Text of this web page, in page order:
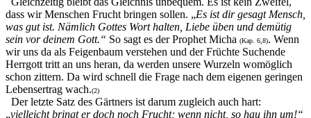
dass wir Menschen Frucht bringen sollen. „Es ist dir gesagt Mensch,
was gut ist. Nämlich Gottes Wort halten, Liebe üben und demütig
sein vor deinem Gott.“ So sagt es der Prophet Micha (Kap. 6,8). Wenn
wir uns da als Feigenbaum verstehen und der Früchte Suchende
Herrgott tritt an uns heran, da werden unsere Wurzeln womöglich
schon zittern. Da wird schnell die Frage nach dem eigenen geringen
Lebensertrag wach.(2)
Der letzte Satz des Gärtners ist darum zugleich auch hart:
„vielleicht bringt er doch noch Frucht; wenn nicht, so hau ihn um!“